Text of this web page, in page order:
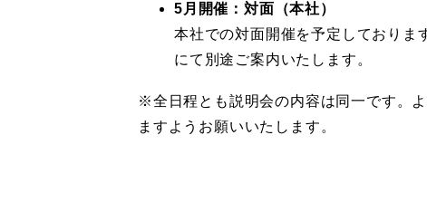
5月開催：対面（本社）
本社での対面開催を予定しておりま
にて別途ご案内いたします。
※全日程とも説明会の内容は同一です。
ますようお願いいたします。